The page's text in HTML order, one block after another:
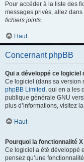
Pour accéder à la liste des
messages privés, allez
fichiers joints.
Haut
Concernant phpBB
Qui a développé ce logiciel
Ce logiciel (dans sa version
phpBB Limited , qui en a les
publique générale GNU
plus d’informations, visitez
Haut
Pourquoi la fonctionnalité
Ce logiciel a été développé
pensez qu’une